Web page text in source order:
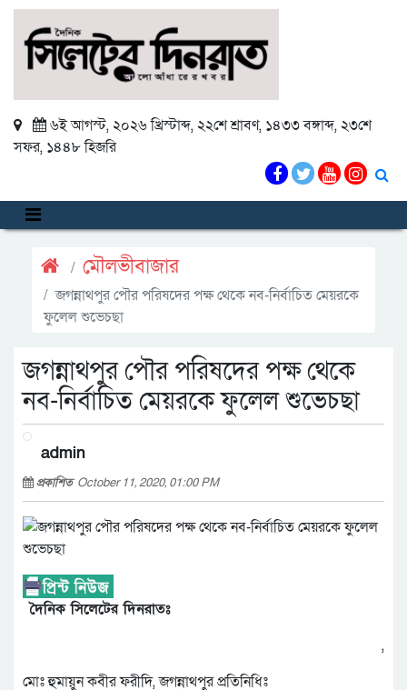
৬ই আগস্ট, ২০২৬ খ্রিস্টাব্দ, ২২শে শ্রাবণ, ১৪৩৩ বঙ্গাব্দ, ২৩শে
সফর, ১৪৪৮ হিজরি
মৌলভীবাজার
জগন্নাথপুর পৌর পরিষদের পক্ষ থেকে নব-নির্বাচিত মেয়রকে
ফুলেল শুভেচছা
জগন্নাথপুর পৌর পরিষদের পক্ষ থেকে
নব-নির্বাচিত মেয়রকে ফুলেল শুভেচছা
admin
প্রকাশিত October 11, 2020, 01:00 PM
দৈনিক সিলেটের দিনরাতঃ
,
মোঃ হুমায়ুন কবীর ফরীদি, জগন্নাথপুর প্রতিনিধিঃ